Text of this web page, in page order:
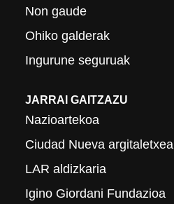
Non gaude
Ohiko galderak
Ingurune seguruak
JARRAI GAITZAZU
Nazioartekoa
Ciudad Nueva argitaletxea
LAR aldizkaria
Igino Giordani Fundazioa